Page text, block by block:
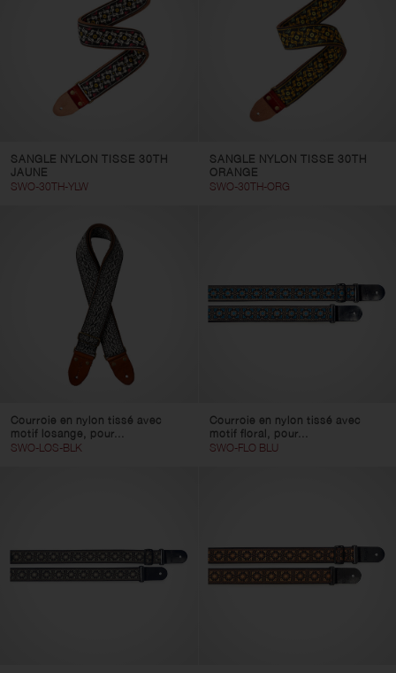
Pièces de rechange
Couleur
Réinitialister les filtres Appliquer les filtres
SANGLE NYLON TISSE 30TH
JAUNE
SWO-30TH-YLW
SANGLE NYLON TISSE 30TH
ORANGE
SWO-30TH-ORG
Courroie en nylon tissé avec
motif losange, pour...
SWO-LOS-BLK
Courroie en nylon tissé avec
motif floral, pour...
SWO-FLO BLU